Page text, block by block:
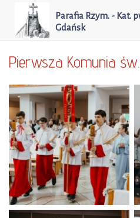
Parafia Rzym. - Kat.
Gdańsk
Pierwsza Komunia